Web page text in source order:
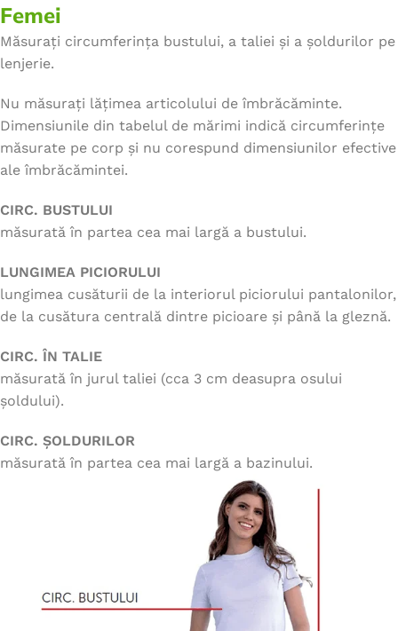
Femei
Măsurați circumferința bustului, a taliei și a șoldurilor pe
lenjerie.
Nu măsurați lățimea articolului de îmbrăcăminte.
Dimensiunile din tabelul de mărimi indică circumferințe
măsurate pe corp și nu corespund dimensiunilor efective
ale îmbrăcămintei.
CIRC. BUSTULUI
măsurată în partea cea mai largă a bustului.
LUNGIMEA PICIORULUI
lungimea cusăturii de la interiorul piciorului pantalonilor,
de la cusătura centrală dintre picioare și până la gleznă.
CIRC. ÎN TALIE
măsurată în jurul taliei (cca 3 cm deasupra osului
șoldului).
CIRC. ȘOLDURILOR
măsurată în partea cea mai largă a bazinului.